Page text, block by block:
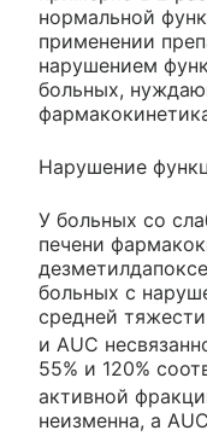
нормальной
применении
нарушением
больных,
Нарушение
У больных со
печени
больных с
средней
и AUC
55% и 120%
активной
неизменна, a